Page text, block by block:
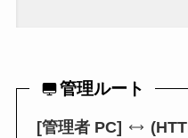
管理ルート
[管理者 PC]